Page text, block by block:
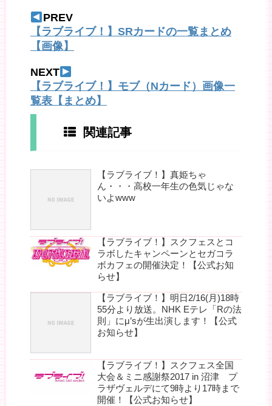
PREV
【ラブライブ！】SRカードの一覧まとめ
【画像】
NEXT
【ラブライブ！】モブ（Nカード）画像一
覧表【まとめ】
関連記事
【ラブライブ！】真姫ちゃ
ん・・・高校一年生の色気じゃな
いよwww
【ラブライブ！】スクフェスとコ
ラボしたキャンペーンとセガコラ
ボカフェの開催決定！【公式お知
らせ】
【ラブライブ！】明日2/16(月)18時
55分より放送。NHK Eテレ「Rの法
則」にμ’sが生出演します！【公式
お知らせ】
【ラブライブ！】スクフェス全国
大会＆ミニ感謝祭2017 in 沼津 プ
ラザヴェルデにて9時より17時まで
開催！【公式お知らせ】